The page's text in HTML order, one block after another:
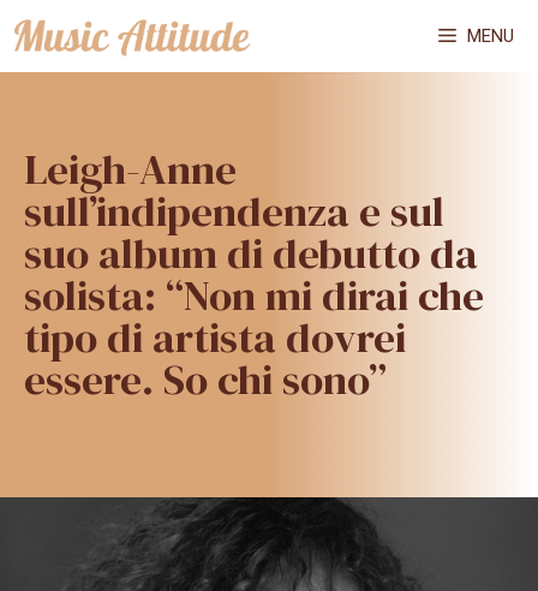
Vai
al
MENU
Leigh-Anne
sull’indipendenza e sul
suo album di debutto da
solista: “Non mi dirai che
tipo di artista dovrei
essere. So chi sono”